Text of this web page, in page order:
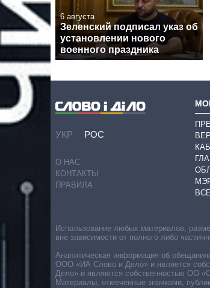
6 августа
Зеленский подписал указ об
установлении нового
военного праздника
УКР РОС
О НАС
КОНТАКТЫ
ПРАВИЛА
Использование любых материалов,
вне зависимости от полного либо
Аналитическая информация об
ООО «ИА Слово и Дело» и является
Дело» и являются собственностью ОО
Материалы, отмеченные значками,